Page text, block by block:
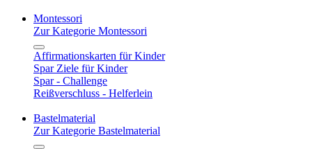
Montessori
Zur Kategorie Montessori
Affirmationskarten für Kinder
Spar Ziele für Kinder
Spar - Challenge
Reißverschluss - Helferlein
Bastelmaterial
Zur Kategorie Bastelmaterial